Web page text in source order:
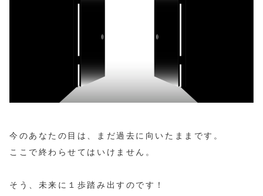
今のあなたの目は、まだ過去に向いたままです。
ここで終わらせてはいけません。
そう、未来に１歩踏み出すのです！